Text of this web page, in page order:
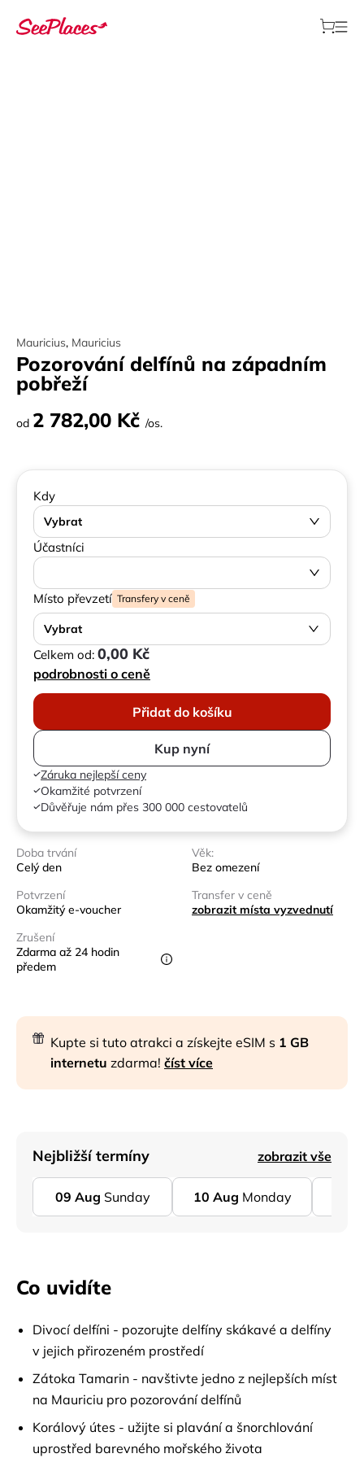
Mauricius, Mauricius
Pozorování delfínů na západním
pobřeží
od 2 782,00 Kč /os.
Kdy
Vybrat
Účastníci
Místo převzetí Transfery v ceně
Vybrat
Celkem od: 0,00 Kč
podrobnosti o ceně
Přidat do košíku
Kup nyní
Záruka nejlepší ceny
Okamžité potvrzení
Důvěřuje nám přes 300 000 cestovatelů
Doba trvání
Celý den
Věk:
Bez omezení
Potvrzení
Okamžitý e-voucher
Transfer v ceně
zobrazit místa vyzvednutí
Zrušení
Zdarma až 24 hodin
předem
Kupte si tuto atrakci a získejte eSIM s 1 GB
internetu zdarma! číst více
Nejbližší termíny zobrazit vše
09 Aug Sunday 10 Aug Monday
Co uvidíte
Divocí delfíni - pozorujte delfíny skákavé a delfíny
v jejich přirozeném prostředí
Zátoka Tamarin - navštivte jedno z nejlepších míst
na Mauriciu pro pozorování delfínů
Korálový útes - užijte si plavání a šnorchlování
uprostřed barevného mořského života